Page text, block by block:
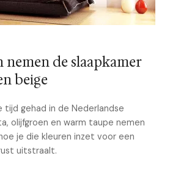
nemen de slaapkamer
beige
tijd gehad in de Nederlandse
olijfgroen en warm taupe nemen
je die kleuren inzet voor een
uitstraalt.